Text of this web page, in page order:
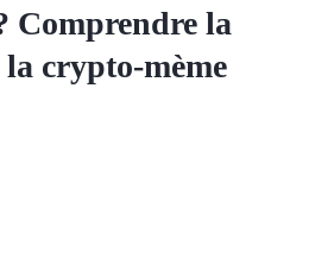
comme garantie
Comprendre la
crypto-mème